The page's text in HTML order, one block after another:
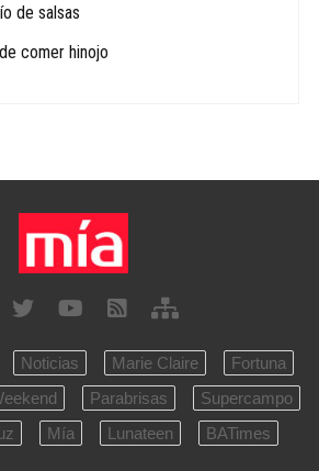
de salsas
comer hinojo
Noticias Marie Claire
Fortuna
Parabrisas
Supercampo
Mía Lunateen BATimes